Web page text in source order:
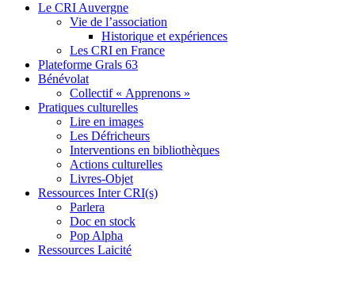
Le CRI Auvergne
Vie de l’association
Historique et expériences
Les CRI en France
Plateforme Grals 63
Bénévolat
Collectif « Apprenons »
Pratiques culturelles
Lire en images
Les Défricheurs
Interventions en bibliothèques
Actions culturelles
Livres-Objet
Ressources Inter CRI(s)
Parlera
Doc en stock
Pop Alpha
Ressources Laicité